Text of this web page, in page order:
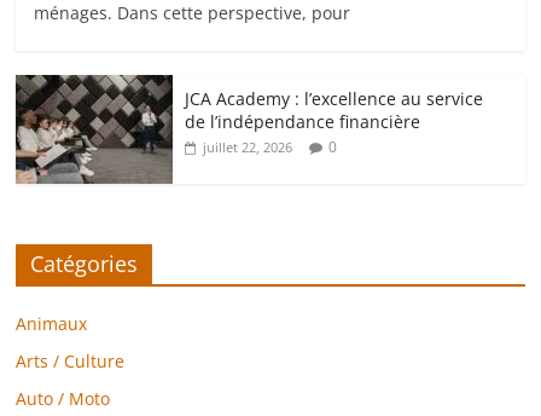
ménages. Dans cette perspective, pour
JCA Academy : l’excellence au service
de l’indépendance financière
juillet 22, 2026 0
Catégories
Animaux
Arts / Culture
Auto / Moto